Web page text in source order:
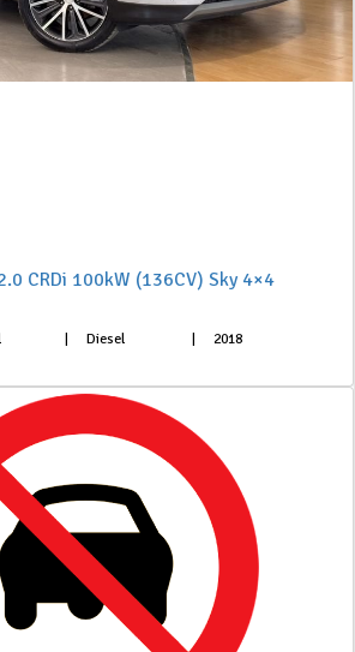
CRDi 100kW (136CV) Sky 4×4
Diesel 2018